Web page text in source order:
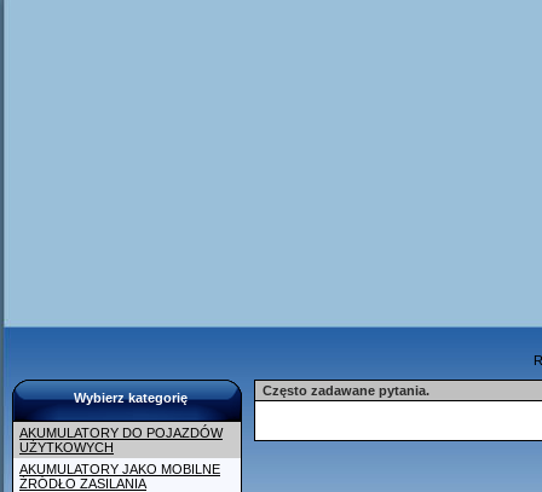
Wybierz kategorię
AKUMULATORY DO POJAZDÓW
UŻYTKOWYCH
AKUMULATORY JAKO MOBILNE
ŹRÓDŁO ZASILANIA
Często zadawane pytania.